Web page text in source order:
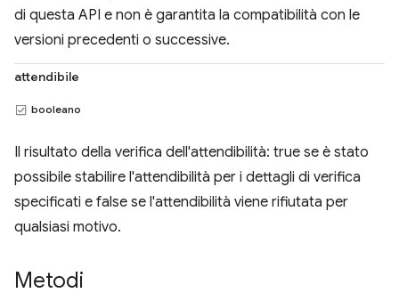
di questa API e non è garantita la compatibilità con le
versioni precedenti o successive.
attendibile
booleano
Il risultato della verifica dell'attendibilità: true se è stato
possibile stabilire l'attendibilità per i dettagli di verifica
specificati e false se l'attendibilità viene rifiutata per
qualsiasi motivo.
Metodi